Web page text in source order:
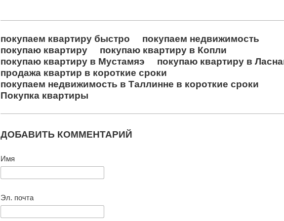
покупаем квартиру быстро
покупаем недвижимость
покупаю квартиру
покупаю квартиру в Копли
покупаю квартиру в Мустамяэ
покупаю квартиру в
продажа квартир в короткие сроки
покупаем недвижимость в Таллинне в короткие сроки
Покупка квартиры
ДОБАВИТЬ КОММЕНТАРИЙ
Имя
Эл. почта